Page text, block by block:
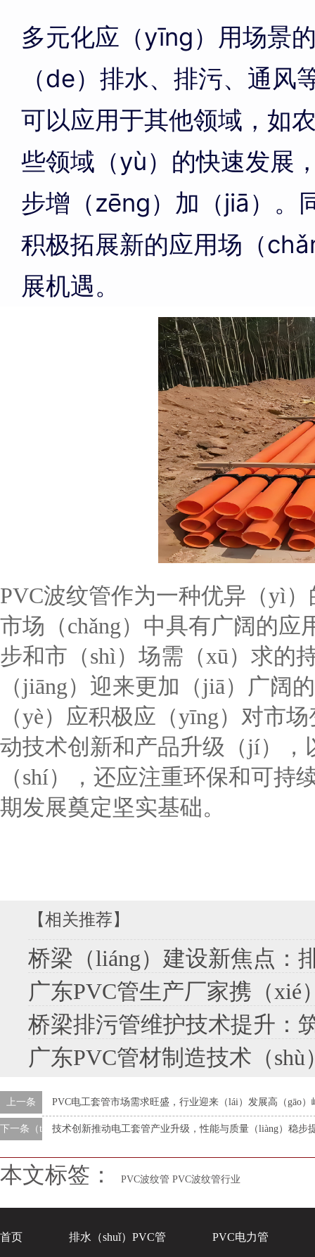
多元化应（yīng）用场景
（de）排水、排污、通
可以应用于其他领域，如
些领域（yù）的快速发展
步增（zēng）加（jiā）。
积极拓展新的应用场（
展机遇。
PVC波纹管作为一种优异（yì
市场（chǎng）中具有广阔的
步和市（shì）场需（xū）求的
（jiāng）迎来更加（jiā）广阔
（yè）应积极应（yīng）对市
动技术创新和产品升级（jí）
（shí），还应注重环保和可持
期发展奠定坚实基础。
【相关推荐】
桥梁（liáng）建设新焦点：排污管
广东PVC管生产厂家携（xié）手共促技术（
桥梁排污管维护技术提升：
广东PVC管材制造技术（shù）创新：驱动行业
上一条 PVC电工套管市场需求旺盛，行业迎来（lái）发展高（gāo）
下一条（tiáo）技术创新推动电工套管产业升级，性能与质量（liàng）稳步
本文标签： PVC波纹管 PVC波纹管行业
首页 排水（shuǐ）PVC管 PVC电力管